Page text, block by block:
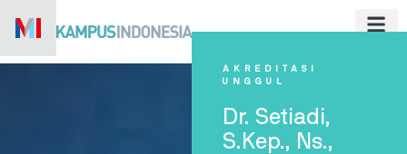
AKREDITASI
UNGGUL
Dr. Setiadi,
S.Kep., Ns.,